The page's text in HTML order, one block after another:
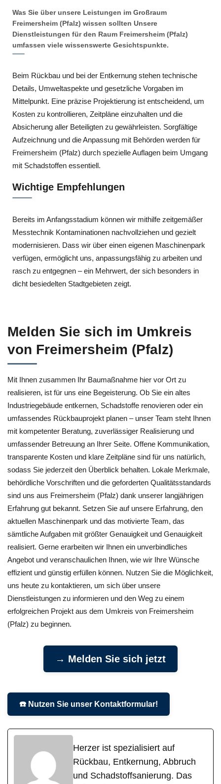
Was Sie über unsere Leistungen im Großraum
Freimersheim (Pfalz) wissen sollten Unsere
Dienstleistungen für den Raum Freimersheim (Pfalz)
umfassen viele wissenswerte Gesichtspunkte.
Beim Rückbau und bei der Entkernung stehen technische
Details, Umweltaspekte und gesetzliche Vorgaben im
Mittelpunkt. Eine präzise Projektierung ist entscheidend, um
Kosten zu kontrollieren, Zeitpläne einzuhalten und die
Absicherung aller Beteiligten zu gewährleisten. Sorgfältige
Aufzeichnung und die Anpassung mit Behörden werden für
Freimersheim (Pfalz) durch spezielle Auflagen beim Umgang
mit Schadstoffen essentiell.
Wichtige Empfehlungen
Bereits im Anfangsstadium können wir mithilfe zeitgemäßer
Messtechnik Kontaminationen nachvollziehen und gezielt
modernisieren. Dass wir über einen eigenen Maschinenpark
verfügen, ermöglicht uns, anpassungsfähig zu arbeiten und
rasch zu entgegnen – ein Mehrwert, der sich besonders in
dicht besiedelten Stadtgebieten zeigt.
Melden Sie sich im Umkreis
von Freimersheim (Pfalz)
Mit Ihnen zusammen Ihr Baumaßnahme hier vor Ort zu
realisieren, ist für uns eine Begeisterung. Ob Sie ein altes
Industriegebäude entkernen, Schadstoffe renovieren oder ein
umfassendes Rückbauprojekt planen – unser Team steht Ihnen
mit kompetenter Beratung, zuverlässiger Realisierung und
umfassender Betreuung an Ihrer Seite. Offene Kommunikation,
transparente Kosten und klare Zeitpläne sind für uns natürlich,
sodass Sie jederzeit den Überblick behalten. Lokale Merkmale,
behördliche Vorschriften und die geforderten Qualitätsstandards
sind uns aus Freimersheim (Pfalz) dank unserer langjährigen
Erfahrung gut bekannt. Setzen Sie auf unsere Erfahrung, den
aktuellen Maschinenpark und das motivierte Team, das
sämtliche Aufgaben mit größter Genauigkeit und Genauigkeit
realisiert. Gerne erarbeiten wir Ihnen ein unverbindliches
Angebot und veranschaulichen Ihnen, wie wir Ihre Wünsche
effizient und günstig erfüllen können. Nutzen Sie die Möglichkeit,
uns heute zu kontaktieren, um sich über unsere
Dienstleistungen zu informieren und den Weg zu einem
erfolgreichen Projekt aus dem Umkreis von Freimersheim
(Pfalz) zu beginnen.
→ Melden Sie sich jetzt
☎️ Nutzen Sie unser Kontaktformular!
Herzer ist spezialisiert auf
Rückbau, Entkernung, Abbruch
und Schadstoffsanierung. Das